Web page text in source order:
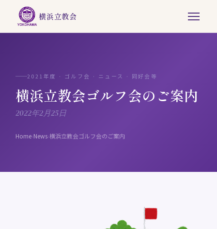
横浜立教会
2021年度 · ゴルフ会 · ニュース · 同好会等
横浜立教会ゴルフ会のご案内
2022年2月25日
Home›News›横浜立教会ゴルフ会のご案内